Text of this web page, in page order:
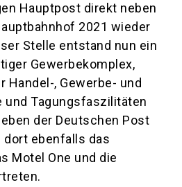
Hauptpost direkt neben
2021 wieder
Stelle entstand nun ein
Gewerbekomplex,
Handel-, Gewerbe- und
und Tagungsfaszilitäten
der Deutschen Post
dort ebenfalls das
Motel One und die